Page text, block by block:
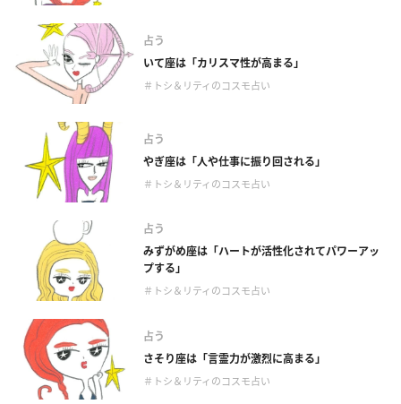
占う
いて座は「カリスマ性が高まる」
＃トシ＆リティのコスモ占い
占う
やぎ座は「人や仕事に振り回される」
＃トシ＆リティのコスモ占い
占う
みずがめ座は「ハートが活性化されてパワーアッ
プする」
＃トシ＆リティのコスモ占い
占う
さそり座は「言霊力が激烈に高まる」
＃トシ＆リティのコスモ占い